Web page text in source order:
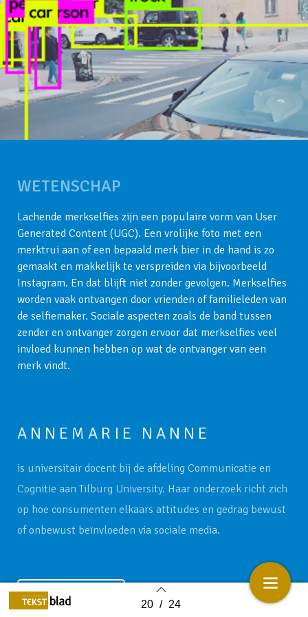
Back to index 20 / 24
WETENSCHAP
Lachende merkselfies zijn een populaire vorm van User
Generated Content (UGC). Een vrolijke foto met een
merktrui aan of een bepaald merk bier in de hand is zo
gemaakt en makkelijk te verspreiden via bijvoorbeeld
Instagram. En dat blijft niet zonder gevolgen. Merkselfies
worden vaak ontvangen door vrienden of familieleden van
de selfiemaker. Sociale aspecten zoals de band tussen
zender en ontvanger zorgen ervoor dat merkselfies veel
invloed kunnen hebben op wat de ontvanger van een
merk vindt.
ANNEMARIE NANNE
is universitair docent bij de afdeling Communicatie en
Cognitie aan Tilburg University. Haar onderzoek richt zich
op hoe consumenten elkaars attitudes en gedrag bewust
of onbewust beïnvloeden via sociale media.
Lees verder